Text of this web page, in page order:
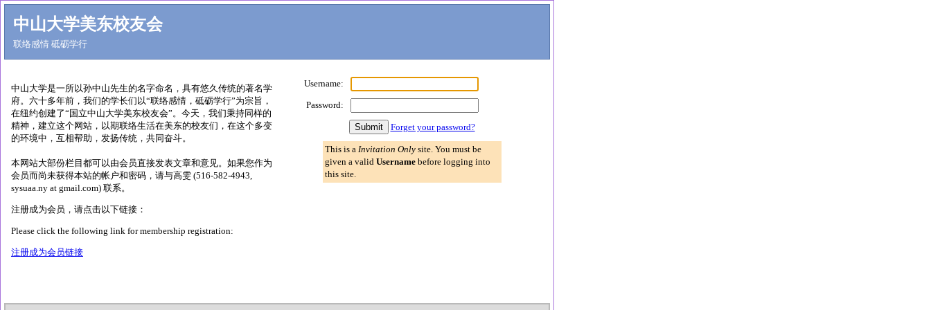
中山大学美东校友会
联络感情 砥砺学行
中山大学是一所以孙中山先生的名字命名，具有悠久传统的著名学
府。六十多年前，我们的学长们以“联络感情，砥砺学行”为宗旨，
在纽约创建了“国立中山大学美东校友会”。今天，我们秉持同样的
精神，建立这个网站，以期联络生活在美东的校友们，在这个多变
的环境中，互相帮助，发扬传统，共同奋斗。
本网站大部份栏目都可以由会员直接发表文章和意见。如果您作为
会员而尚未获得本站的帐户和密码，请与高雯 (516-582-4943,
sysuaa.ny at gmail.com) 联系。
注册成为会员，请点击以下链接：
Please click the following link for membership registration:
注册成为会员链接
Username:
Password:
Forget your password?
This is a Invitation Onlysite. You must be
given a valid Usernamebefore logging into
this site.